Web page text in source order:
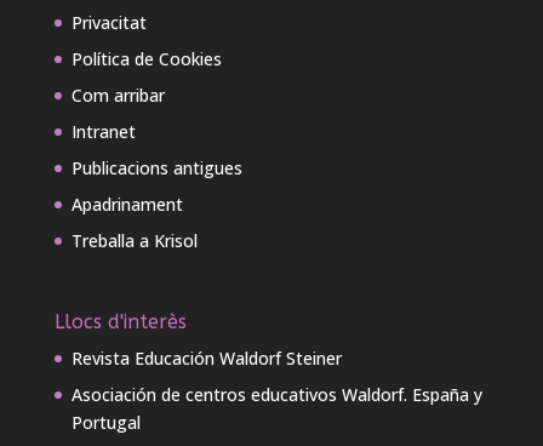
Privacitat
Política de Cookies
Com arribar
Intranet
Publicacions antigues
Apadrinament
Treballa a Krisol
Llocs d'interès
Revista Educación Waldorf Steiner
Asociación de centros educativos Waldorf. España y
Portugal